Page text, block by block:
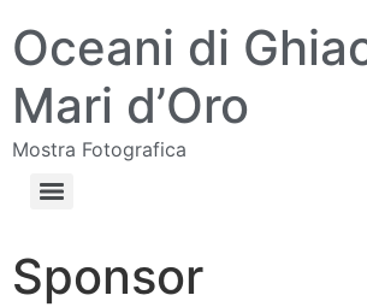
Oceani di
Mari d’Oro
Mostra Fotografica
Sponsor